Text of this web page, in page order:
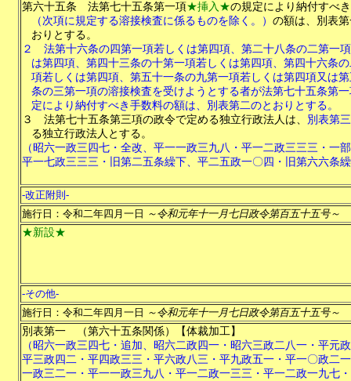
第六十五条
法第七十五条第一項★挿入★の規定により納付すべ
（次項に規定する溶接検査に係るものを除く。） の額は、別表
おりとする。
２
法第十六条の四第一項若しくは第四項、第二十八条の二第一
は第四項、第四十三条の十第一項若しくは第四項、第四十六条
項若しくは第四項、第五十一条の九第一項若しくは第四項又は
条の三第一項の溶接検査を受けようとする者が法第七十五条第
定により納付すべき手数料の額は、別表第二のとおりとする。
３
法第七十五条第三項の政令で定める独立行政法人は、 別表第三
る独立行政法人とする。
（昭六一政三四七・全改、平一一政三九八・平一二政三三三・一
平一七政三三三・旧第二五条繰下、平二五政一〇四・旧第六六条
-改正附則-
施行日：令和二年四月一日 ～令和元年十一月七日政令第百五十五号～
★新設★
-その他-
施行日：令和二年四月一日 ～令和元年十一月七日政令第百五十五号～
別表第一
（第六十五条関係）【体裁加工】
（昭六一政三四七・追加、昭六二政四一・昭六三政二八一・平元
平三政四二・平四政三三・平六政八三・平九政五一・平一〇政二
一政三二一・平一一政三九八・平一二政一三三・平一二政一九七